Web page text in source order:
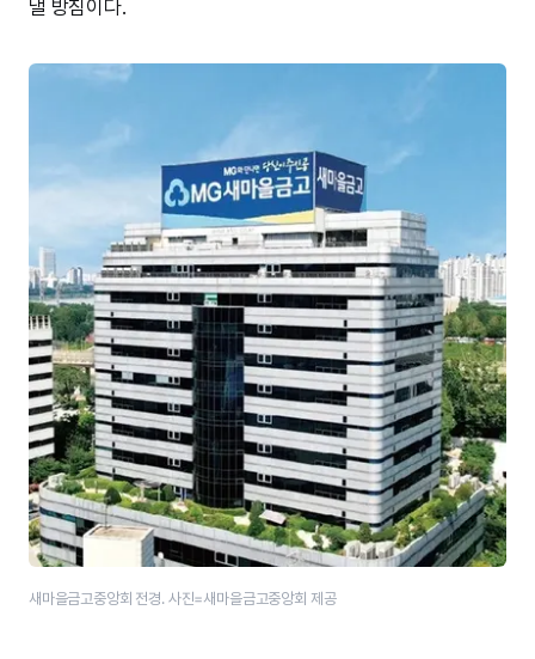
낼 방침이다.
새마을금고중앙회 전경. 사진=새마을금고중앙회 제공